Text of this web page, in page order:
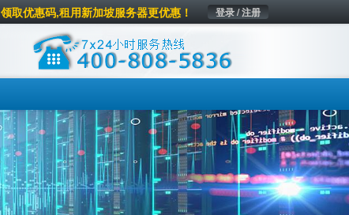
登录 / 注册
领取优惠码,租用新加坡服务器更优惠！